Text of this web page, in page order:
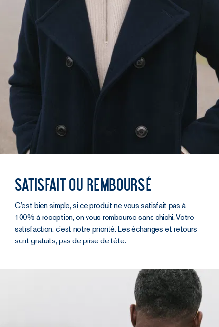
Satisfait ou remboursé
C’est bien simple, si ce produit ne vous satisfait pas à
100% à réception, on vous rembourse sans chichi. Votre
satisfaction, c’est notre priorité. Les échanges et retours
sont gratuits, pas de prise de tête.